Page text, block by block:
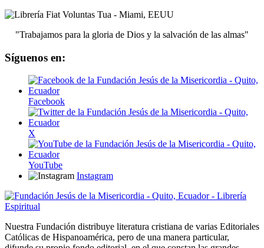
"Trabajamos para la gloria de Dios y la salvación de las almas"
Síguenos en:
Facebook
X
YouTube
Instagram
Nuestra Fundación distribuye literatura cristiana de varias Editoriales
Católicas de Hispanoamérica, pero de una manera particular,